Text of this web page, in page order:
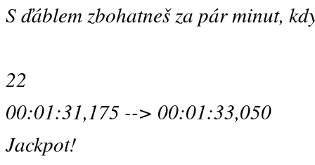
S ďáblem zbohatneš za pár minut,
22
00:01:31,175 --> 00:01:33,050
Jackpot!